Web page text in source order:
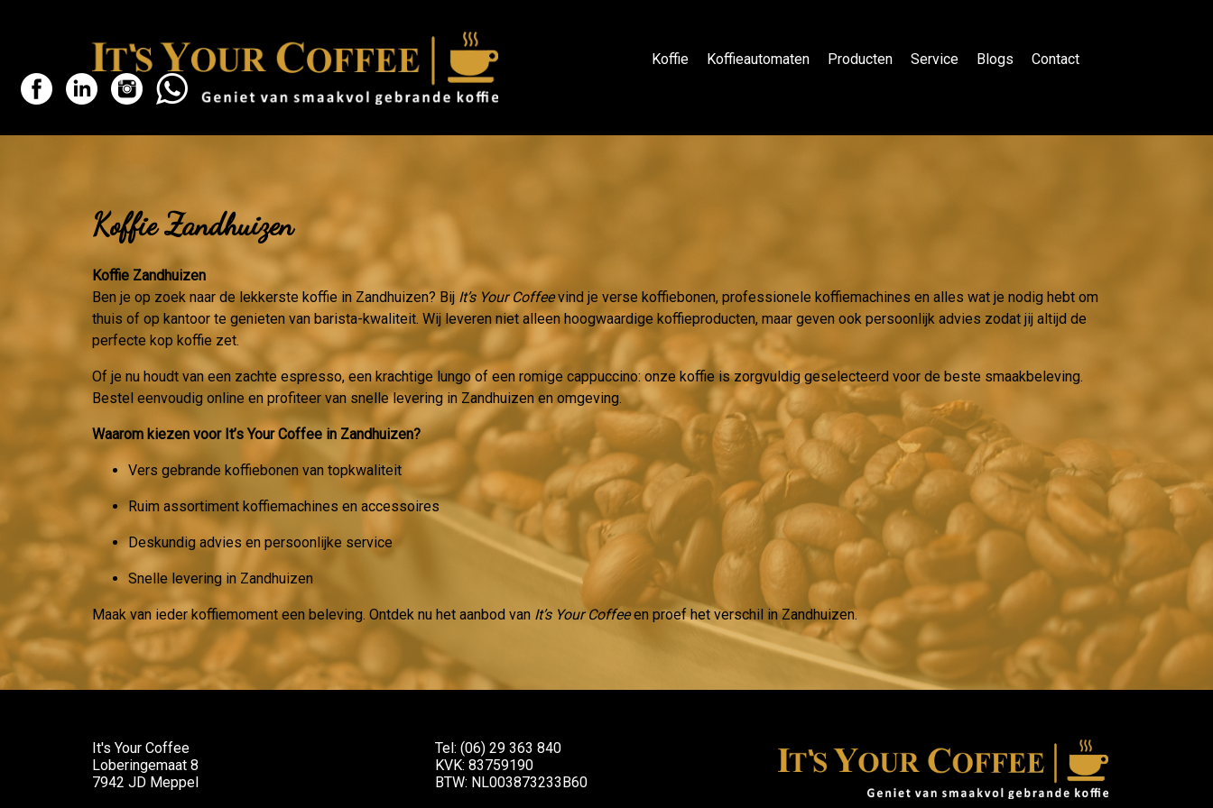
Koffie Koffieautomaten Producten Service Blogs Contact
Koffie Zandhuizen
Koffie Zandhuizen
Ben je op zoek naar de lekkerste koffie in Zandhuizen? Bij It’s Your Coffeevind je verse koffiebonen, professionele koffiemachines en alles wat je nodig hebt om
thuis of op kantoor te genieten van barista-kwaliteit. Wij leveren niet alleen hoogwaardige koffieproducten, maar geven ook persoonlijk advies zodat jij altijd de
perfecte kop koffie zet.
Of je nu houdt van een zachte espresso, een krachtige lungo of een romige cappuccino: onze koffie is zorgvuldig geselecteerd voor de beste smaakbeleving.
Bestel eenvoudig online en profiteer van snelle levering in Zandhuizen en omgeving.
Waarom kiezen voor It’s Your Coffee in Zandhuizen?
Vers gebrande koffiebonen van topkwaliteit
Ruim assortiment koffiemachines en accessoires
Deskundig advies en persoonlijke service
Snelle levering in Zandhuizen
Maak van ieder koffiemoment een beleving. Ontdek nu het aanbod van It’s Your Coffeeen proef het verschil in Zandhuizen.
It's Your Coffee
Loberingemaat 8
7942 JD Meppel
Tel: (06) 29 363 840
KVK: 83759190
BTW: NL003873233B60